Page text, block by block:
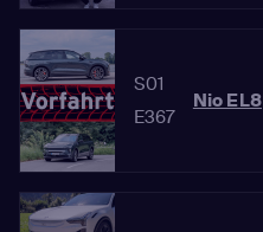
S01
E367
Nio EL8